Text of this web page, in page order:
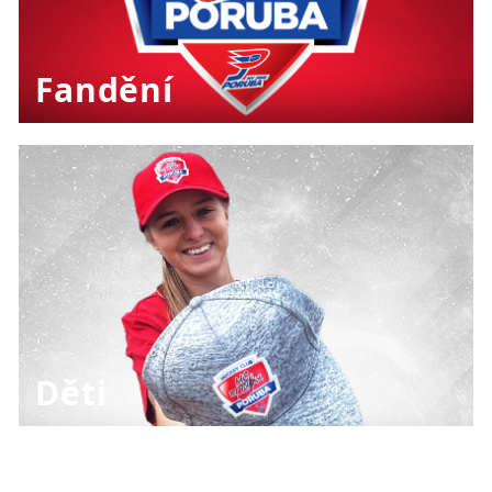
Fandění
Děti